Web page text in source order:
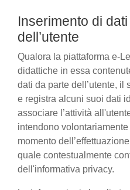
Inserimento di
dell’utente
Qualora la piattaforma e-
didattiche in essa
dati da parte dell’utente, il
e registra alcuni suoi dati
associare l’attività
intendono volontariamente
momento
quale contestualmente
dell'informativa privacy.